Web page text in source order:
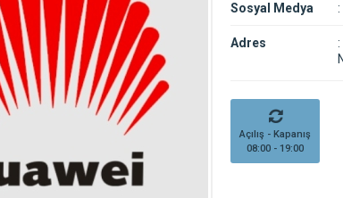
Sosyal Medya :
Adres :
Açılış - Kapanış
08:00 - 19:00